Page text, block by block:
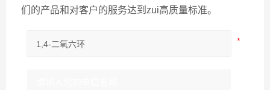
们的产品和对客户的服务达到zui高质量标准。